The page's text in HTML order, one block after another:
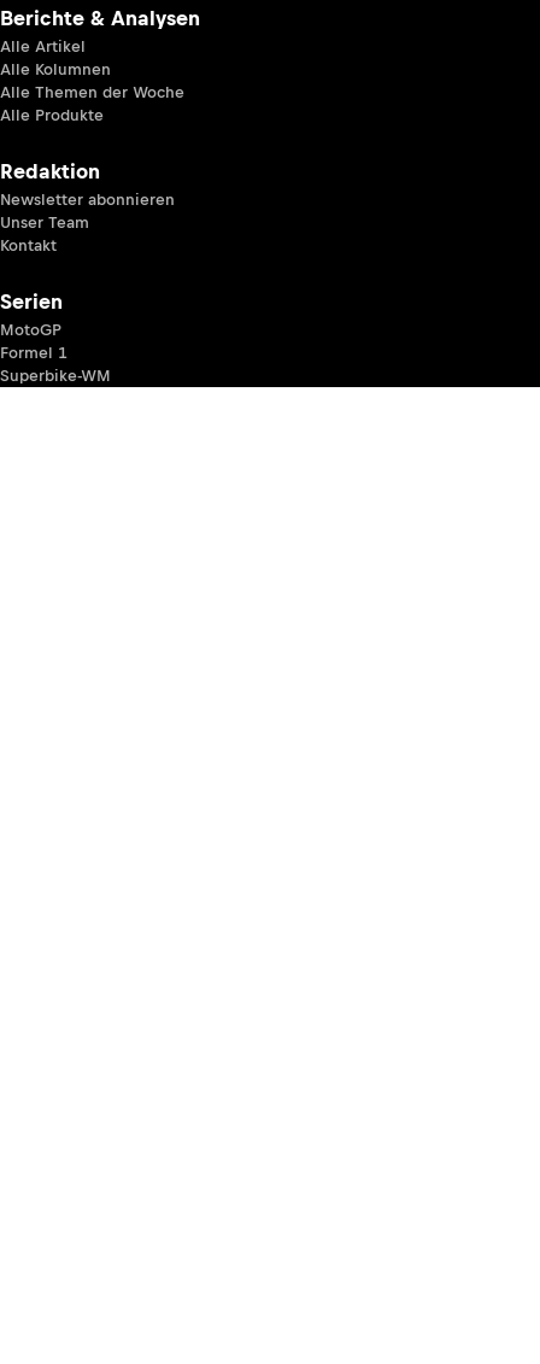
Berichte & Analysen
Alle Artikel
Alle Kolumnen
Alle Themen der Woche
Alle Produkte
Redaktion
Newsletter abonnieren
Unser Team
Kontakt
Serien
MotoGP
Formel 1
Superbike-WM